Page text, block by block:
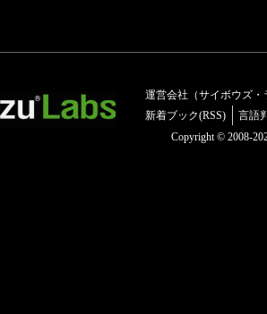
運営会社（サイボウズ・
新着ブック(RSS)
言語
Copyright © 2008-